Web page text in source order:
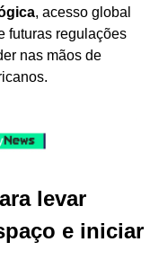
, acesso global
futuras regulações
nas mãos de
levar
e iniciar